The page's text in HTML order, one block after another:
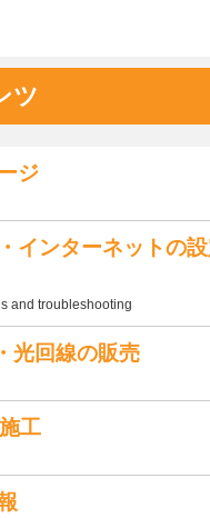
ツ
ジ
インターネットの
and troubleshooting
光回線の販売
工